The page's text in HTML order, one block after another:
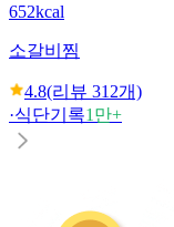
652kcal
소갈비찜
4.8(리뷰 312개)
·식단기록1만+